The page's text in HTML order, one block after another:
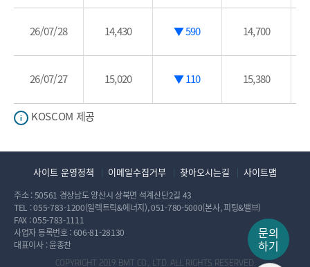
26/07/28 14,430 ▼ 590 14,700
26/07/27 15,020 ▼ 110 15,380
KOSCOM 제공
문의
하기
사이트 운영정책 이메일수집거부 찾아오시는길 사이트맵
주소 : 50561 경상남도 양산시 상북면 석계산단2길 43
TEL :055-783-1200(일렉트릭&에너지),051-780-5000(본사, 피팅&밸브)
FAX : 055-783-1111
사업자 등록번호 : 606-81-28130
대표이사 : 윤종찬
COPYRIGHT 2019 BMT CO., LTD. ALL RIGHTS RESERVED.